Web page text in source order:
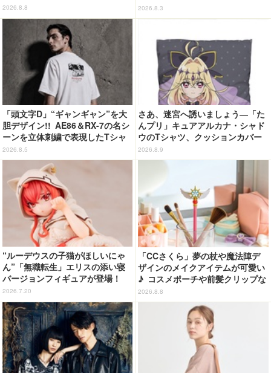
ウェアが登場！
2026.8.8
年記念でハンドバッグや財布など
全6種が登場
2026.8.3
「頭文字D」“ギャンギャン”を大
胆デザイン!! AE86＆RX-7の名シ
ーンを立体刺繍で表現したTシャ
ツ登場
2026.8.5
さあ、迷宮へ誘いましょう―「た
んプリ」キュアアルカナ・シャド
ウのTシャツ、クッションカバー
などが新登場
2026.8.9
“ルーデウスの子猫がほしいにゃ
ん”「無職転生」エリスの添い寝
バージョンフィギュアが登場！
猫耳＆ネグリジェの圧倒的破壊力
2026.7.20
「CCさくら」夢の杖や魔法陣デ
ザインのメイクアイテムが可愛い
♪ コスメポーチや前髪クリップな
ど…毎日使いたい!!「タイトーく
じ」【8月28日～】
2026.8.8